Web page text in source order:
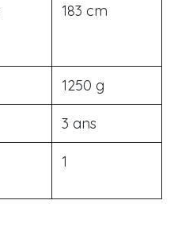
183 cm
1250 g
3 ans
1